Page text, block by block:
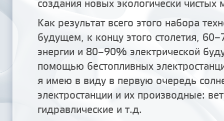
создания новых экологически чистых
Как результат всего этого набора
будущем, к концу этого столетия,
энергии и 80–90% электрической
помощью бестопливных
я имею в виду в первую очередь
электростанции и их производные:
гидравлические и т.д.